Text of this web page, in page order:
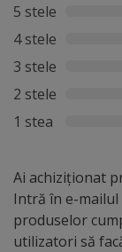
5 stele
4 stele
3 stele
2 stele
1 stea
Ai achiziționat
Intră în e-mailul
produselor
utilizatori să